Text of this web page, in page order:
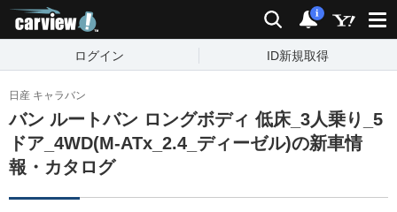
検索 通知
i
ログイン ID新規取得
日産 キャラバン
バン ルートバン ロングボディ 低床_3人乗り_5
ドア_4WD(M-ATx_2.4_ディーゼル)の新車情
報・カタログ